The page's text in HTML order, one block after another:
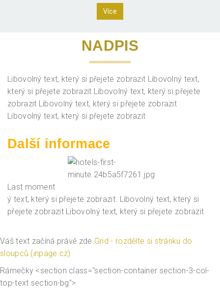
Více
NADPIS
Libovolný text, který si přejete zobrazit Libovolný text,
který si přejete zobrazit Libovolný text, který si přejete
zobrazit Libovolný text, který si přejete zobrazit
Libovolný text, který si přejete zobrazit
Další informace
Last moment
ý text, který si přejete zobrazit. Libovolný text, který si
přejete zobrazit Libovolný text, který si přejete zobrazit
Váš text začíná právě zde.Grid - rozdělte si stránku do
sloupců (inpage.cz)
Rámečky <section class="section-container section-3-col-
top-text section-bg">